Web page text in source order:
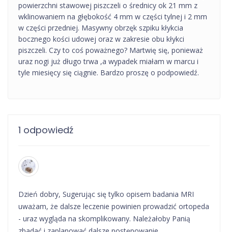
powierzchni stawowej piszczeli o średnicy ok 21 mm z
wklinowaniem na głębokość 4 mm w części tylnej i 2 mm
w części przedniej. Masywny obrzęk szpiku kłykcia
bocznego kości udowej oraz w zakresie obu kłykci
piszczeli. Czy to coś poważnego? Martwię się, ponieważ
uraz nogi już długo trwa ,a wypadek miałam w marcu i
tyle miesięcy się ciągnie. Bardzo proszę o podpowiedź.
1 odpowiedź
Dzień dobry, Sugerując się tylko opisem badania MRI
uważam, że dalsze leczenie powinien prowadzić ortopeda
- uraz wygląda na skomplikowany. Należałoby Panią